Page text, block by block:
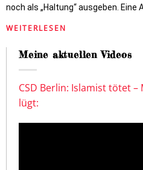
noch als „Haltung“ ausgeben. Eine
WEITERLESEN
Meine aktuellen Videos
CSD Berlin: Islamist tötet
lügt: